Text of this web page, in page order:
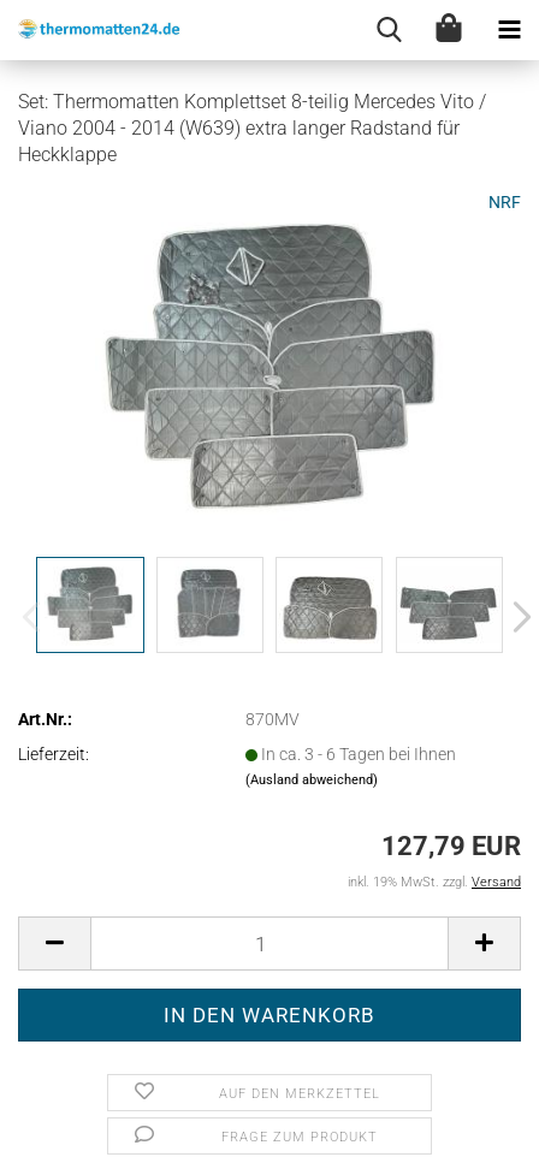
Set: Thermomatten Komplettset 8-teilig Mercedes Vito /
Viano 2004 - 2014 (W639) extra langer Radstand für
Heckklappe
NRF
Art.Nr.:
870MV
Lieferzeit:
In ca. 3 - 6 Tagen bei Ihnen
(Ausland abweichend)
127,79 EUR
inkl. 19% MwSt. zzgl. Versand
AUF DEN MERKZETTEL
FRAGE ZUM PRODUKT